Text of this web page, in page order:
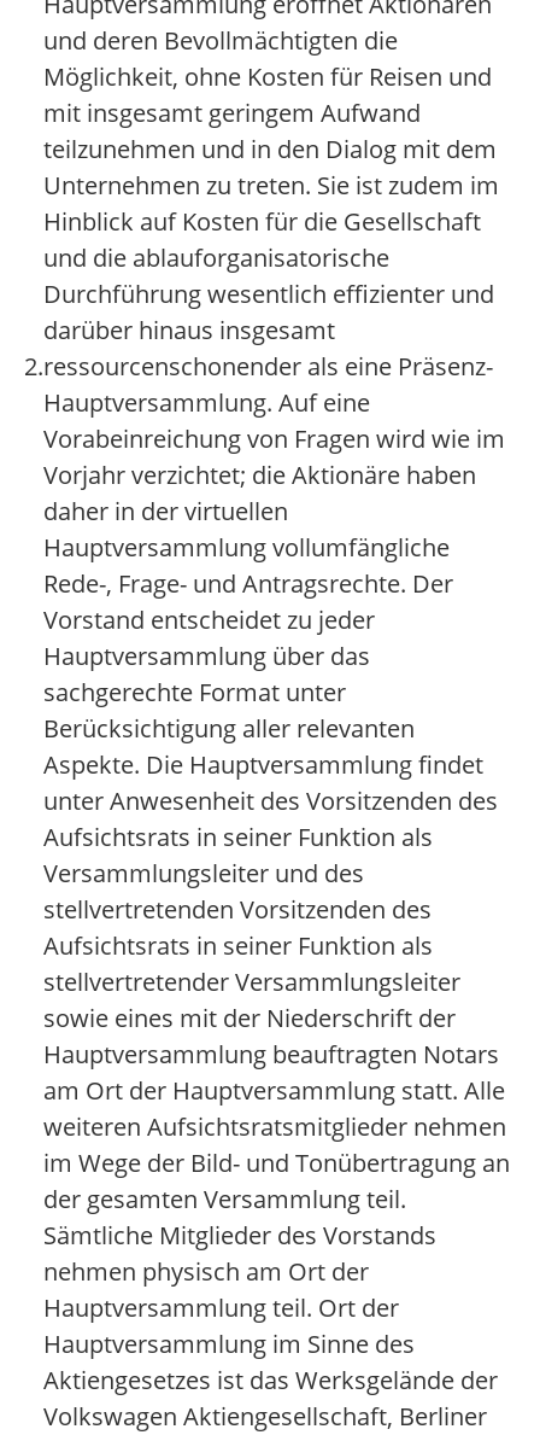
2.
und deren Bevollmächtigten die
Möglichkeit, ohne Kosten für Reisen und
mit insgesamt geringem Aufwand
teilzunehmen und in den Dialog mit dem
Unternehmen zu treten. Sie ist zudem im
Hinblick auf Kosten für die Gesellschaft
und die ablauforganisatorische
Durchführung wesentlich effizienter und
darüber hinaus insgesamt
ressourcenschonender als eine Präsenz-
Hauptversammlung. Auf eine
Vorabeinreichung von Fragen wird wie im
Vorjahr verzichtet; die Aktionäre haben
daher in der virtuellen
Hauptversammlung vollumfängliche
Rede-, Frage- und Antragsrechte. Der
Vorstand entscheidet zu jeder
Hauptversammlung über das
sachgerechte Format unter
Berücksichtigung aller relevanten
Aspekte. Die Hauptversammlung findet
unter Anwesenheit des Vorsitzenden des
Aufsichtsrats in seiner Funktion als
Versammlungsleiter und des
stellvertretenden Vorsitzenden des
Aufsichtsrats in seiner Funktion als
stellvertretender Versammlungsleiter
sowie eines mit der Niederschrift der
Hauptversammlung beauftragten Notars
am Ort der Hauptversammlung statt. Alle
weiteren Aufsichtsratsmitglieder nehmen
im Wege der Bild- und Tonübertragung an
der gesamten Versammlung teil.
Sämtliche Mitglieder des Vorstands
nehmen physisch am Ort der
Hauptversammlung teil. Ort der
Hauptversammlung im Sinne des
Aktiengesetzes ist das Werksgelände der
Volkswagen Aktiengesellschaft, Berliner